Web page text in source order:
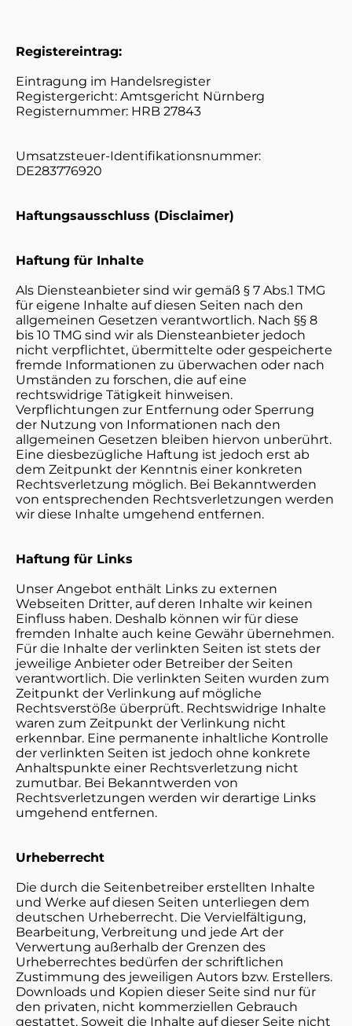
Registereintrag:
Eintragung im Handelsregister
Registergericht: Amtsgericht Nürnberg
Registernummer: HRB 27843
Umsatzsteuer-Identifikationsnummer:
DE283776920
Haftungsausschluss (Disclaimer)
Haftung für Inhalte
Als Diensteanbieter sind wir gemäß § 7 Abs.1 TMG
für eigene Inhalte auf diesen Seiten nach den
allgemeinen Gesetzen verantwortlich. Nach §§ 8
bis 10 TMG sind wir als Diensteanbieter jedoch
nicht verpflichtet, übermittelte oder gespeicherte
fremde Informationen zu überwachen oder nach
Umständen zu forschen, die auf eine
rechtswidrige Tätigkeit hinweisen.
Verpflichtungen zur Entfernung oder Sperrung
der Nutzung von Informationen nach den
allgemeinen Gesetzen bleiben hiervon unberührt.
Eine diesbezügliche Haftung ist jedoch erst ab
dem Zeitpunkt der Kenntnis einer konkreten
Rechtsverletzung möglich. Bei Bekanntwerden
von entsprechenden Rechtsverletzungen werden
wir diese Inhalte umgehend entfernen.
Haftung für Links
Unser Angebot enthält Links zu externen
Webseiten Dritter, auf deren Inhalte wir keinen
Einfluss haben. Deshalb können wir für diese
fremden Inhalte auch keine Gewähr übernehmen.
Für die Inhalte der verlinkten Seiten ist stets der
jeweilige Anbieter oder Betreiber der Seiten
verantwortlich. Die verlinkten Seiten wurden zum
Zeitpunkt der Verlinkung auf mögliche
Rechtsverstöße überprüft. Rechtswidrige Inhalte
waren zum Zeitpunkt der Verlinkung nicht
erkennbar. Eine permanente inhaltliche Kontrolle
der verlinkten Seiten ist jedoch ohne konkrete
Anhaltspunkte einer Rechtsverletzung nicht
zumutbar. Bei Bekanntwerden von
Rechtsverletzungen werden wir derartige Links
umgehend entfernen.
Urheberrecht
Die durch die Seitenbetreiber erstellten Inhalte
und Werke auf diesen Seiten unterliegen dem
deutschen Urheberrecht. Die Vervielfältigung,
Bearbeitung, Verbreitung und jede Art der
Verwertung außerhalb der Grenzen des
Urheberrechtes bedürfen der schriftlichen
Zustimmung des jeweiligen Autors bzw. Erstellers.
Downloads und Kopien dieser Seite sind nur für
den privaten, nicht kommerziellen Gebrauch
gestattet. Soweit die Inhalte auf dieser Seite nicht